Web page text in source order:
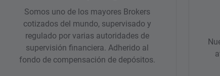
Somos uno de los mayores Brokers
cotizados del mundo, supervisado y
regulado por varias autoridades de
supervisión financiera. Adherido al
fondo de compensación de depósitos.